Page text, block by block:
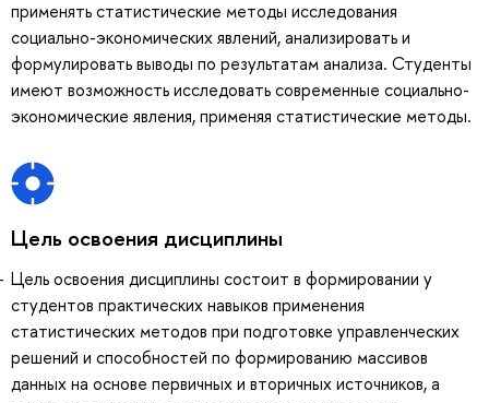
применять статистические методы исследования
социально-экономических явлений, анализировать и
формулировать выводы по результатам анализа. Студенты
имеют возможность исследовать современные социально-
экономические явления, применяя статистические методы.
Цель освоения дисциплины
Цель освоения дисциплины состоит в формировании у
студентов практических навыков применения
статистических методов при подготовке управленческих
решений и способностей по формированию массивов
данных на основе первичных и вторичных источников, а